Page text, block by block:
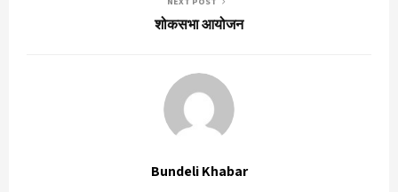
शोकसभा आयोजन
Bundeli Khabar